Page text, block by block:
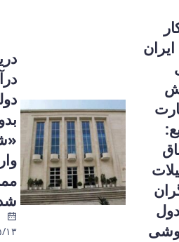
دریافت
درآمدهای
دولتی
بدون
«شناسه
واریز»
ممنوع
شد
۱۴۰۵/۰۵/۱۳